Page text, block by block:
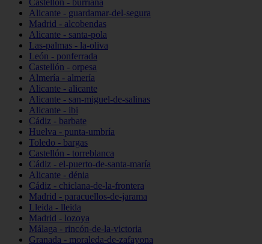
Castellón - burriana
Alicante - guardamar-del-segura
Madrid - alcobendas
Alicante - santa-pola
Las-palmas - la-oliva
León - ponferrada
Castellón - orpesa
Almería - almería
Alicante - alicante
Alicante - san-miguel-de-salinas
Alicante - ibi
Cádiz - barbate
Huelva - punta-umbría
Toledo - bargas
Castellón - torreblanca
Cádiz - el-puerto-de-santa-maría
Alicante - dénia
Cádiz - chiclana-de-la-frontera
Madrid - paracuellos-de-jarama
Lleida - lleida
Madrid - lozoya
Málaga - rincón-de-la-victoria
Granada - moraleda-de-zafayona